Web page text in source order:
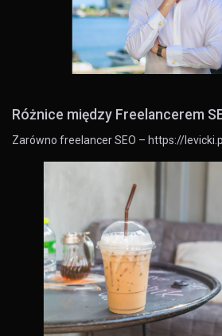
Różnice między Freelancerem
Zarówno freelancer SEO – https://